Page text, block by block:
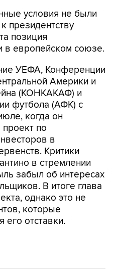
условия не были
президентству
позиция
в европейском союзе.
УЕФА, Конференции
Америки и
(КОНКАКАФ) и
футбола (АФК) с
когда он
проект по
в
Критики
в стремлении
забыл об интересах
В итоге глава
однако это не
которые
его отставки.